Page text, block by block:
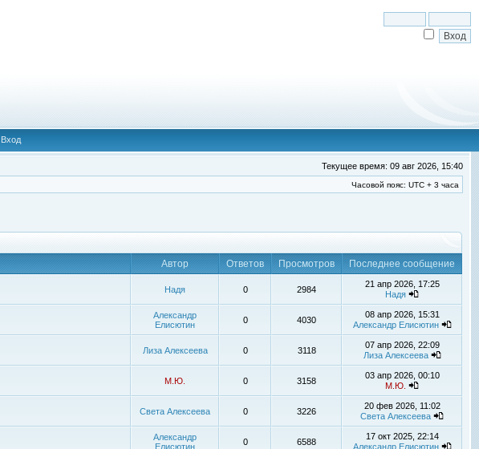
Вход
Текущее время: 09 авг 2026, 15:40
Часовой пояс: UTC + 3 часа
Автор Ответов Просмотров
Последнее сообщение
Надя 0 2984
21 апр 2026, 17:25
Надя
Александр
Елисютин
0 4030
08 апр 2026, 15:31
Александр Елисютин
Лиза Алексеева 0 3118
07 апр 2026, 22:09
Лиза Алексеева
М.Ю. 0 3158
03 апр 2026, 00:10
М.Ю.
Света Алексеева 0 3226
20 фев 2026, 11:02
Света Алексеева
Александр
Елисютин
0 6588
17 окт 2025, 22:14
Александр Елисютин